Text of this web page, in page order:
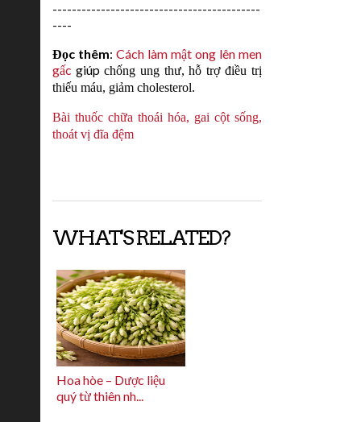
-------------------------------------------
----
Đọc thêm: Cách làm mật ong lên men
gấc giúp chống ung thư, hỗ trợ điều trị
thiếu máu, giảm cholesterol.
Bài thuốc chữa thoái hóa, gai cột sống,
thoát vị đĩa đệm
WHAT'S RELATED?
Hoa hòe – Dược liệu
quý từ thiên nh...